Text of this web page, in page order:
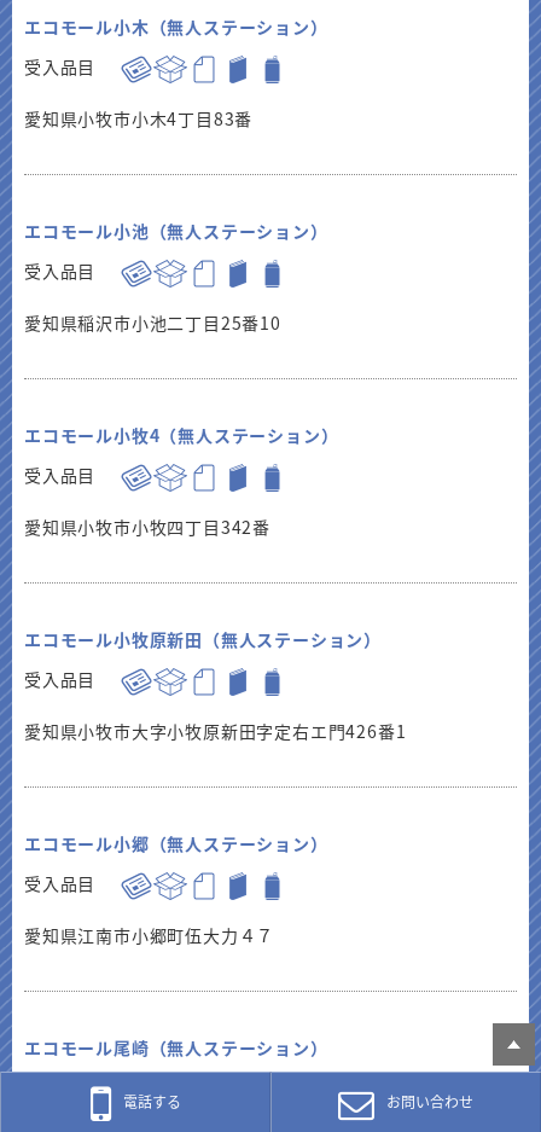
エコモール小木（無人ステーション）
受入品目
愛知県小牧市小木4丁目83番
エコモール小池（無人ステーション）
受入品目
愛知県稲沢市小池二丁目25番10
エコモール小牧4（無人ステーション）
受入品目
愛知県小牧市小牧四丁目342番
エコモール小牧原新田（無人ステーション）
受入品目
愛知県小牧市大字小牧原新田字定右エ門426番1
エコモール小郷（無人ステーション）
受入品目
愛知県江南市小郷町伍大力４７
エコモール尾崎（無人ステーション）
受入品目
電話する お問い合わせ